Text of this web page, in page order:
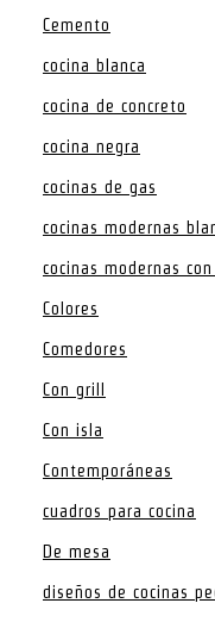
Cemento
cocina blanca
cocina de concreto
cocina negra
cocinas de gas
cocinas modernas
cocinas modernas
Colores
Comedores
Con grill
Con isla
Contemporáneas
cuadros para cocina
De mesa
diseños de cocinas